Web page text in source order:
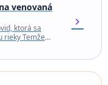
venovaná
ktorá sa
rieky Temže
chevron_right